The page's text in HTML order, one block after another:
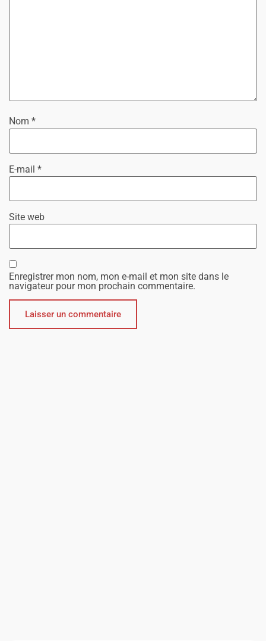
Nom *
E-mail *
Site web
Enregistrer mon nom, mon e-mail et mon site dans le
navigateur pour mon prochain commentaire.